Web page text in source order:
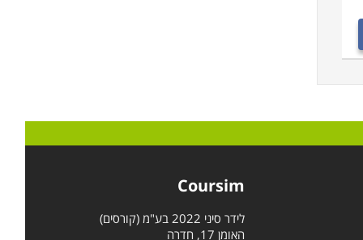
Coursim
לידר סיני 2022 בע"מ (קורסים)
האומן 17, חדרה